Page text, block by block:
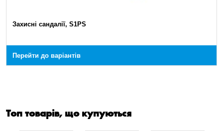
Захисні сандалії, S1PS
Перейти до варіантів
Топ товарів, що купуються